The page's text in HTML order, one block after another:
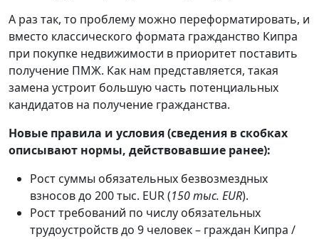
А раз так, то проблему можно переформатировать, и
вместо классического формата гражданство Кипра
при покупке недвижимости в приоритет поставить
получение ПМЖ. Как нам представляется, такая
замена устроит большую часть потенциальных
кандидатов на получение гражданства.
Новые правила и условия (сведения в скобках
описывают нормы, действовавшие ранее):
Рост суммы обязательных безвозмездных
взносов до 200 тыс. EUR (150 тыс. EUR).
Рост требований по числу обязательных
трудоустройств до 9 человек – граждан Кипра /